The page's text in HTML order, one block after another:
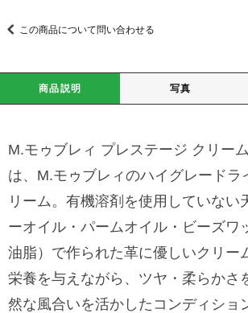
この商品について問い合わせる
商品説明 写真
M.モゥブレィ プレステージ クリー
は、M.モゥブレィのハイグレードラ
リーム。有機溶剤を使用していない
ーオイル・パームオイル・ビーズワ
油脂）で作られた革に優しいクリー
栄養を与えながら、ツヤ・柔らかさ
然な風合いを活かしたコンディショ